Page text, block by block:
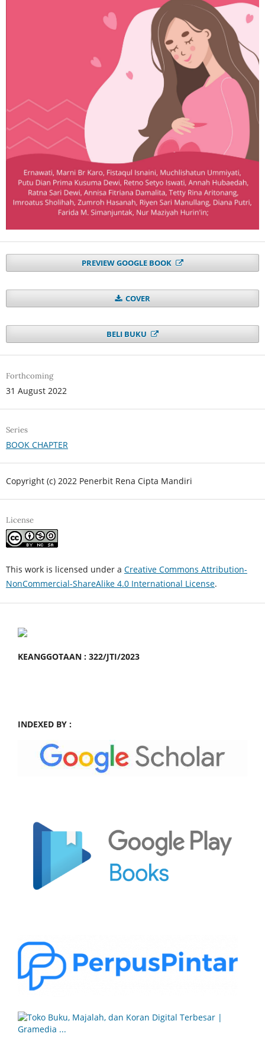
PREVIEW GOOGLE BOOK
COVER
BELI BUKU
Forthcoming
31 August 2022
Series
BOOK CHAPTER
Copyright (c) 2022 Penerbit Rena Cipta Mandiri
License
This work is licensed under a Creative Commons Attribution-
NonCommercial-ShareAlike 4.0 International License.
KEANGGOTAAN : 322/JTI/2023
INDEXED BY :